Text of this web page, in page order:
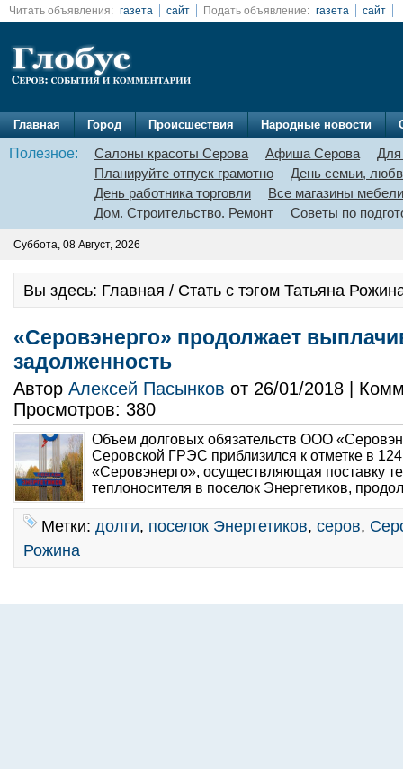
Читать объявления: газета сайт Подать объявление: газета сайт
Главная Город Происшествия Народные новости
Полезное: Салоны красоты Серова Афиша Серова
Для
Планируйте отпуск грамотно
День семьи,
День работника торговли
Все магазины мебели
Дом. Строительство. Ремонт
Советы по
Суббота, 08 Август, 2026
Вы здесь: Главная / Стать с тэгом Татьяна
«Серовэнерго» продолжает
задолженность
Автор Алексей Пасынков от 26/01/2018 |
Просмотров: 380
Объем долговых обязательств ООО
Серовской ГРЭС приблизился к отметке в
«Серовэнерго», осуществляющая поставку
теплоносителя в поселок Энергетиков,
Метки: долги, поселок Энергетиков, серов,
Рожина